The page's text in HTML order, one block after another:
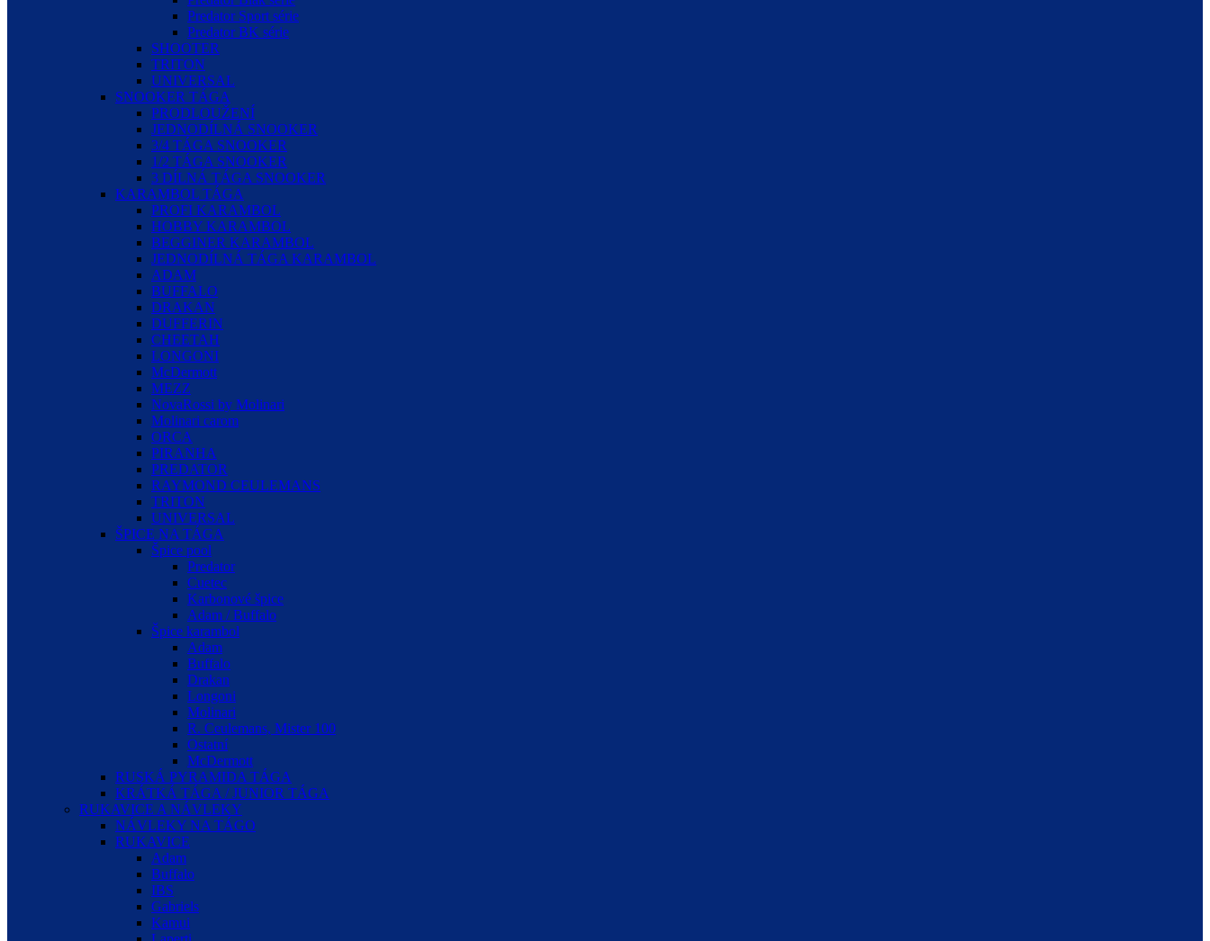
Predator Sport série
Predator BK série
SHOOTER
TRITON
UNIVERSAL
SNOOKER TÁGA
PRODLOUŽENÍ
JEDNODÍLNÁ SNOOKER
3/4 TÁGA SNOOKER
1/2 TÁGA SNOOKER
3 DÍLNÁ TÁGA SNOOKER
KARAMBOL TÁGA
PROFI KARAMBOL
HOBBY KARAMBOL
BEGGINER KARAMBOL
JEDNODÍLNÁ TÁGA KARAMBOL
ADAM
BUFFALO
DRAKAN
DUFFERIN
CHEETAH
LONGONI
McDermott
MEZZ
NovaRossi by Molinari
Molinari carom
ORCA
PIRANHA
PREDATOR
RAYMOND CEULEMANS
TRITON
UNIVERSAL
ŠPICE NA TÁGA
Špice pool
Predator
Cuetec
Karbonové špice
Adam / Buffalo
Špice karambol
Adam
Buffalo
Drakan
Longoni
Molinari
R. Ceulemans, Mister 100
Ostatní
McDermott
RUSKÁ PYRAMIDA TÁGA
KRÁTKÁ TÁGA / JUNIOR TÁGA
RUKAVICE A NÁVLEKY
NÁVLEKY NA TÁGO
RUKAVICE
Adam
Buffalo
IBS
Gabriels
Kamui